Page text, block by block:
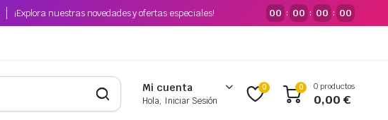
¡Explora nuestras novedades y ofertas especiales! 00 : 00 : 00 : 00
Mi cuenta
Hola, Iniciar Sesión
0 0 0 productos
0,00€